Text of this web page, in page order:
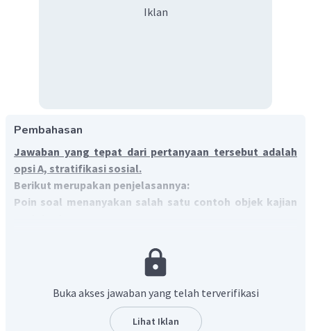
Iklan
Pembahasan
Jawaban yang tepat dari pertanyaan tersebut adalah
opsi A, stratifikasi sosial.
Berikut merupakan penjelasannya:
Poin soal menanyakan salah satu contoh objek kajian
masyarakat dan seluruh perilaku sosial serta
perubahan yang terdapat dalam masyarakat.
masyarakat, difokuskan pada hubungan timbal balik antara
manusia satu dan manusia lain, hubungan antara individu
Buka akses jawaban yang telah terverifikasi
Lihat Iklan